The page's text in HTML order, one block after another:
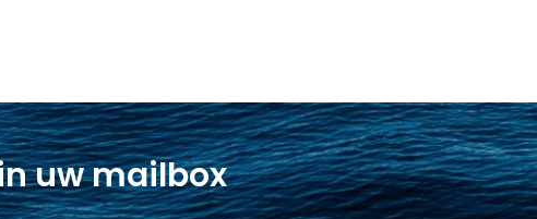
uw mailbox